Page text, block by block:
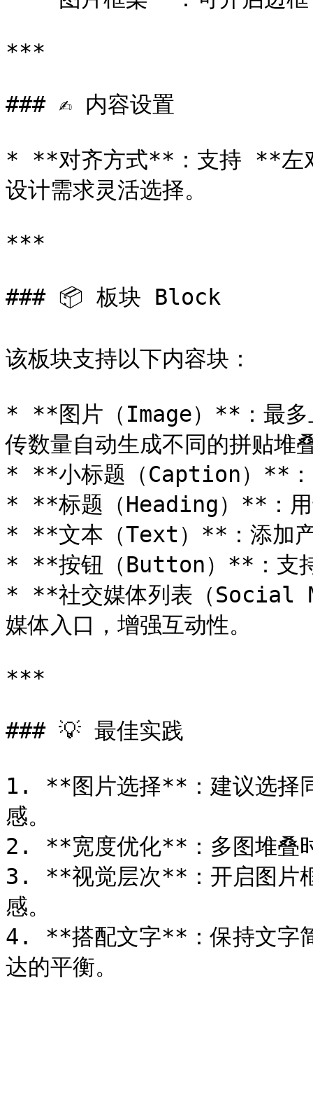
***
### ✍️ 内容设置
* **对齐方式**：支持 **左
设计需求灵活选择。
***
### 📦 板块 Block
该板块支持以下内容块：
* **图片（Image）**：最
传数量自动生成不同的拼贴堆
* **小标题（Caption）**：
* **标题（Heading）**：用
* **文本（Text）**：添加产
* **按钮（Button）**：支持
* **社交媒体列表（Social
媒体入口，增强互动性。
***
### 💡 最佳实践
1. **图片选择**：建议选择
感。
2. **宽度优化**：多图堆叠
3. **视觉层次**：开启图片
感。
4. **搭配文字**：保持文字